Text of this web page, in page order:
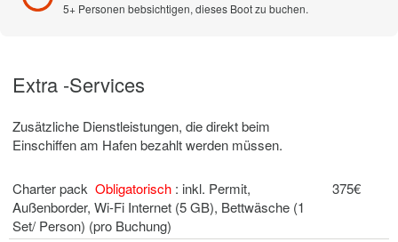
5+ Personen bebsichtigen, dieses Boot zu buchen.
Extra -Services
Zusätzliche Dienstleistungen, die direkt beim
Einschiffen am Hafen bezahlt werden müssen.
Charter pack Obligatorisch : inkl. Permit,
Außenborder, Wi-Fi Internet (5 GB), Bettwäsche (1
Set/ Person) (pro Buchung)
375€